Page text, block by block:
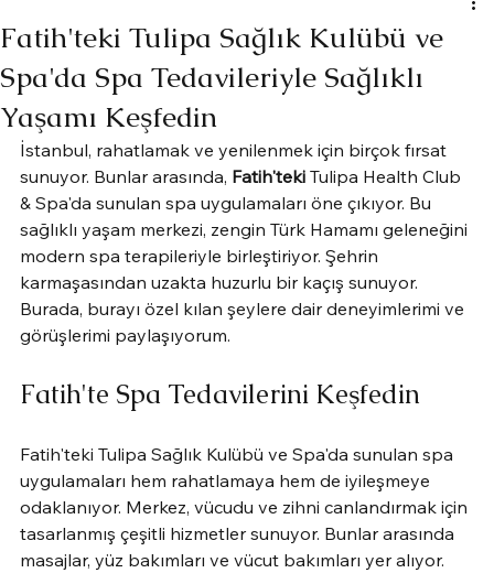
Fatih'teki Tulipa Sağlık Kulübü ve
Spa'da Spa Tedavileriyle Sağlıklı
Yaşamı Keşfedin
İstanbul, rahatlamak ve yenilenmek için birçok fırsat
sunuyor. Bunlar arasında, Fatih'teki Tulipa Health Club
& Spa'da sunulan spa uygulamaları öne çıkıyor. Bu
sağlıklı yaşam merkezi, zengin Türk Hamamı geleneğini
modern spa terapileriyle birleştiriyor. Şehrin
karmaşasından uzakta huzurlu bir kaçış sunuyor.
Burada, burayı özel kılan şeylere dair deneyimlerimi ve
görüşlerimi paylaşıyorum.
Fatih'te Spa Tedavilerini Keşfedin
Fatih'teki Tulipa Sağlık Kulübü ve Spa'da sunulan spa
uygulamaları hem rahatlamaya hem de iyileşmeye
odaklanıyor. Merkez, vücudu ve zihni canlandırmak için
tasarlanmış çeşitli hizmetler sunuyor. Bunlar arasında
masajlar, yüz bakımları ve vücut bakımları yer alıyor.